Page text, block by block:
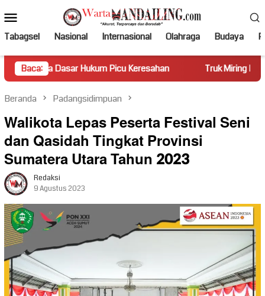
ke
kontenMobile
Tabagsel Nasional Internasional Olahraga Budaya
Baca:
Hukum Picu Keresahan Truk Miring Hambat Arus Lalu
Beranda Padangsidimpuan
Walikota Lepas Peserta Festival Seni
dan Qasidah Tingkat Provinsi
Sumatera Utara Tahun 2023
Redaksi
9 Agustus 2023